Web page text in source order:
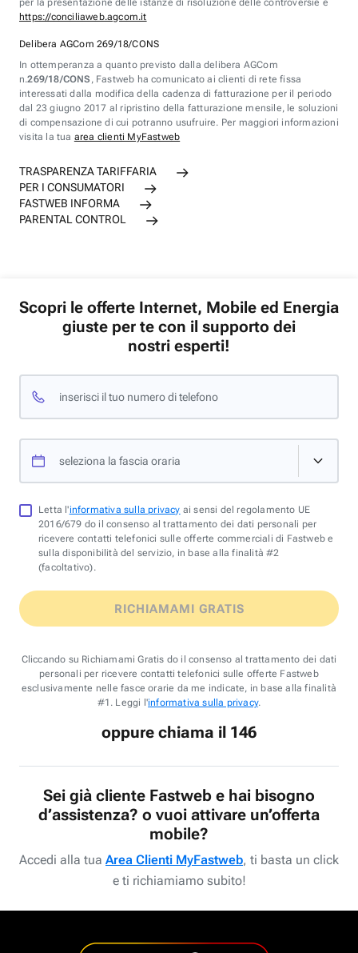
per la presentazione delle istanze di risoluzione delle controversie è
https://conciliaweb.agcom.it
Delibera AGCom 269/18/CONS
In ottemperanza a quanto previsto dalla delibera AGCom
n.269/18/CONS , Fastweb ha comunicato ai clienti di rete fissa
interessati dalla modifica della cadenza di fatturazione per il periodo
dal 23 giugno 2017 al ripristino della fatturazione mensile, le soluzioni
di compensazione di cui potranno usufruire. Per maggiori informazioni
visita la tua area clienti MyFastweb
TRASPARENZA TARIFFARIA
PER I CONSUMATORI
FASTWEB INFORMA
PARENTAL CONTROL
Scopri le offerte Internet, Mobile ed Energia
giuste per te con il supporto dei
nostri esperti!
inserisci il tuo numero di telefono
seleziona la fascia oraria
Letta l'informativa sulla privacy ai sensi del regolamento UE
2016/679 do il consenso al trattamento dei dati personali per
ricevere contatti telefonici sulle offerte commerciali di Fastweb e
sulla disponibilità del servizio, in base alla finalità #2
(facoltativo).
RICHIAMAMI GRATIS
Cliccando su Richiamami Gratis do il consenso al trattamento dei dati
personali per ricevere contatti telefonici sulle offerte Fastweb
esclusivamente nelle fasce orarie da me indicate, in base alla finalità
#1. Leggi l'informativa sulla privacy.
oppure chiama il 146
Sei già cliente Fastweb e hai bisogno
d’assistenza? o vuoi attivare un’offerta
mobile?
Accedi alla tua Area Clienti MyFastweb, ti basta un click
e ti richiamiamo subito!